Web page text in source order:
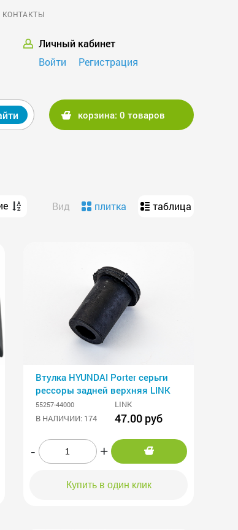
КОНТАКТЫ
Личный кабинет
Войти
Регистрация
корзина: 0 товаров
Вид плитка таблица
Втулка HYUNDAI Porter серьги
рессоры задней верхняя LINK
55257-44000
LINK
В НАЛИЧИИ: 174
47.00 руб
- +
Купить в один клик